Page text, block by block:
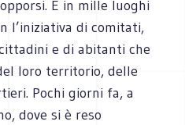
E in mille luoghi
l’iniziativa di comitati,
e di abitanti che
loro territorio, delle
Pochi giorni fa, a
dove si è reso